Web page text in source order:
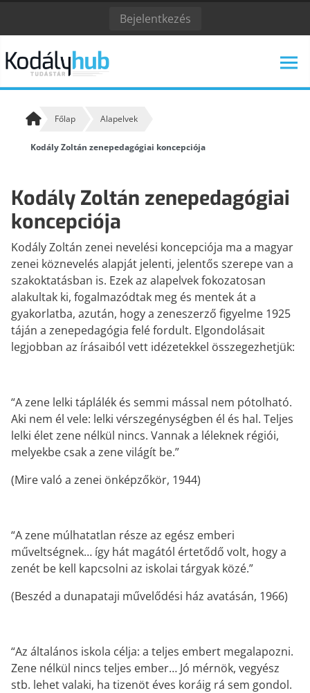
Bejelentkezés
KODÁLY KÖVETŐI
Kodály követőiről
ALAPELVEK
A kodályi zenepedagógia alapelvei
TANÁROKNAK
Tanítási segédanyagok, könyvek
KODÁLY ZENEPEDAGÓGIAI
KONCEPCIÓJA A XXI. SZÁZAD
PERSPEKTÍVÁJÁBAN
Kodály Zoltán írásai, beszédei,
Főlap Alapelvek
Kodály Zoltán zenepedagógiai koncepciója
Kodály Zoltán zenepedagógiai
koncepciója
Kodály Zoltán zenei nevelési koncepciója ma a magyar
zenei köznevelés alapját jelenti, jelentős szerepe van a
szakoktatásban is. Ezek az alapelvek fokozatosan
alakultak ki, fogalmazódtak meg és mentek át a
gyakorlatba, azután, hogy a zeneszerző figyelme 1925
táján a zenepedagógia felé fordult. Elgondolásait
legjobban az írásaiból vett idézetekkel összegezhetjük:
“A zene lelki táplálék és semmi mással nem pótolható.
Aki nem él vele: lelki vérszegénységben él és hal. Teljes
lelki élet zene nélkül nincs. Vannak a léleknek régiói,
melyekbe csak a zene világít be.”
(Mire való a zenei önképzőkör, 1944)
“A zene múlhatatlan része az egész emberi
műveltségnek… így hát magától értetődő volt, hogy a
zenét be kell kapcsolni az iskolai tárgyak közé.”
(Beszéd a dunapataji művelődési ház avatásán, 1966)
“Az általános iskola célja: a teljes embert megalapozni.
Zene nélkül nincs teljes ember… Jó mérnök, vegyész
stb. lehet valaki, ha tizenöt éves koráig rá sem gondol.